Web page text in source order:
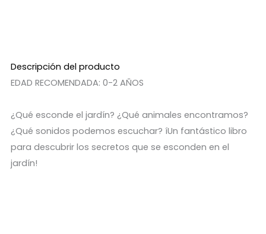
Descripción del producto
EDAD RECOMENDADA: 0-2 AÑOS
¿Qué esconde el jardín? ¿Qué animales encontramos?
¿Qué sonidos podemos escuchar? íUn fantástico libro
para descubrir los secretos que se esconden en el
jardín!